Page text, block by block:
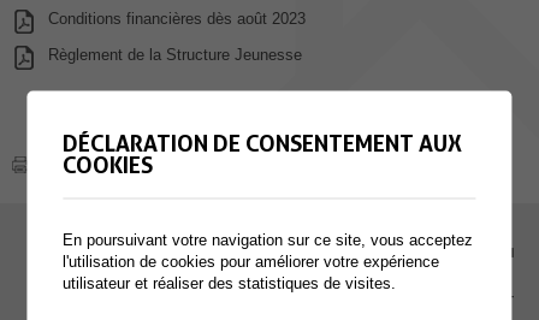
Conditions financières dès août 2023
Règlement de la Structure Jeunesse
EMPLOI
CONTACT
DÉCLARATION DE CONSENTEMENT AUX
COOKIES
En poursuivant votre navigation sur ce site, vous acceptez
l'utilisation de cookies pour améliorer votre expérience
utilisateur et réaliser des statistiques de visites.